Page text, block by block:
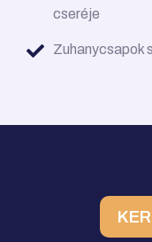
cseréje
Zuhanycsapok